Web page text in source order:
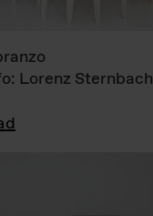
Lorenz Sternbach